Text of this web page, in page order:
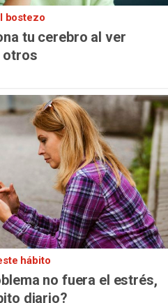
bostezo
tu cerebro al ver
otros
hábito
no fuera el estrés,
diario?